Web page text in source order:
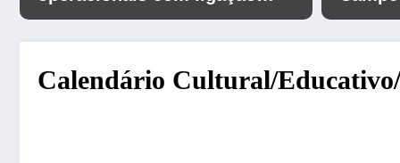
EchoLink
UHF
Calendário Cultural/